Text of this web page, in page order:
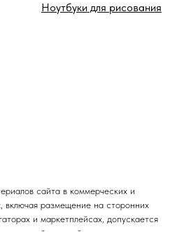
Ноутбуки для рисования
сайта в коммерческих и
включая размещение на сторонних
и маркетплейсах, допускается